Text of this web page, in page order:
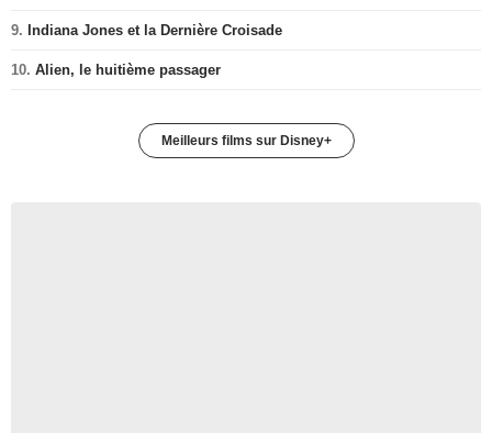
9. Indiana Jones et la Dernière Croisade
10. Alien, le huitième passager
Meilleurs films sur Disney+